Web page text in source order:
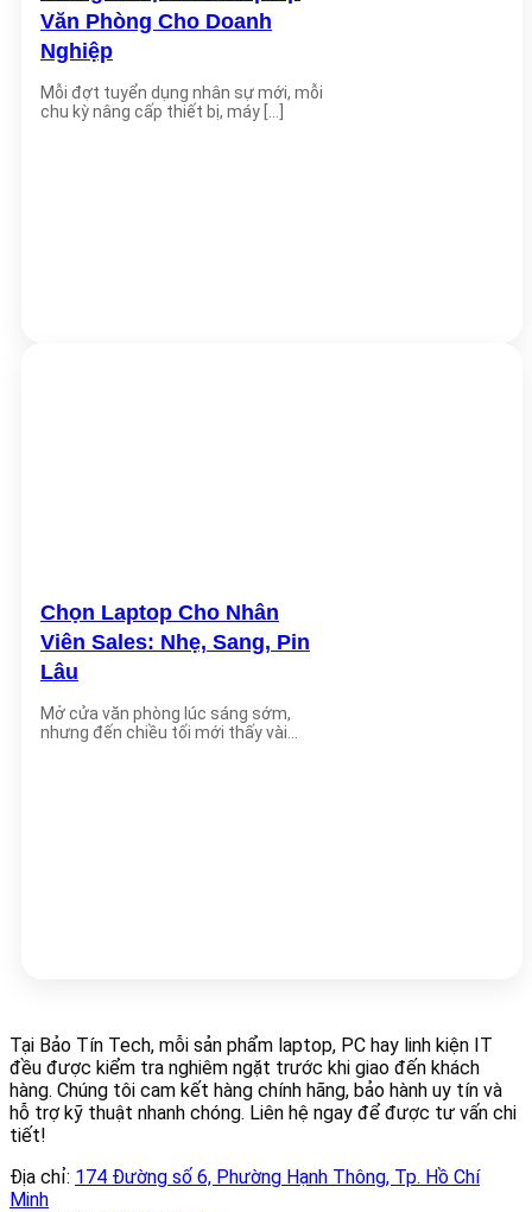
Văn Phòng Cho Doanh
Nghiệp
Mỗi đợt tuyển dụng nhân sự mới, mỗi
chu kỳ nâng cấp thiết bị, máy [...]
Chọn Laptop Cho Nhân
Viên Sales: Nhẹ, Sang, Pin
Lâu
Mở cửa văn phòng lúc sáng sớm,
nhưng đến chiều tối mới thấy vài
Tại Bảo Tín Tech, mỗi sản phẩm laptop, PC hay linh kiện IT
đều được kiểm tra nghiêm ngặt trước khi giao đến khách
hàng. Chúng tôi cam kết hàng chính hãng, bảo hành uy tín và
hỗ trợ kỹ thuật nhanh chóng. Liên hệ ngay để được tư vấn chi
tiết!
Địa chỉ: 174 Đường số 6, Phường Hạnh Thông, Tp. Hồ Chí
Minh